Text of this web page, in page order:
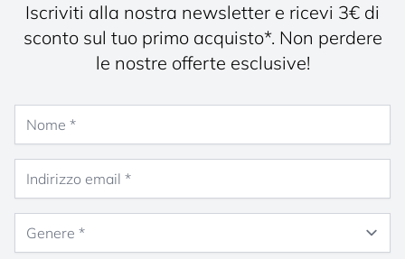
Iscriviti alla nostra newsletter e ricevi 3€ di
sconto sul tuo primo acquisto*. Non perdere
le nostre offerte esclusive!